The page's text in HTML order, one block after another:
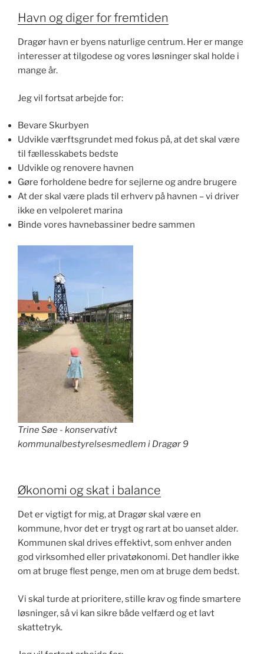
Havn og diger for fremtiden
Dragør havn er byens naturlige centrum. Her er mange
interesser at tilgodese og vores løsninger skal holde i
mange år.
Jeg vil fortsat arbejde for:
Bevare Skurbyen
Udvikle værftsgrundet med fokus på, at det skal være
til fællesskabets bedste
Udvikle og renovere havnen
Gøre forholdene bedre for sejlerne og andre brugere
At der skal være plads til erhverv på havnen – vi driver
ikke en velpoleret marina
Binde vores havnebassiner bedre sammen
Trine Søe - konservativt
kommunalbestyrelsesmedlem i Dragør 9
Økonomi og skat i balance
Det er vigtigt for mig, at Dragør skal være en
kommune, hvor det er trygt og rart at bo uanset alder.
Kommunen skal drives effektivt, som enhver anden
god virksomhed eller privatøkonomi. Det handler ikke
om at bruge flest penge, men om at bruge dem bedst.
Vi skal turde at prioritere, stille krav og finde smartere
løsninger, så vi kan sikre både velfærd og et lavt
skattetryk.